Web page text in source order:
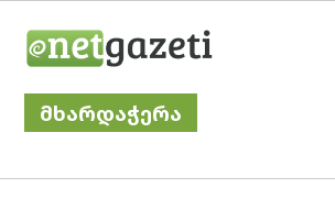
მხარდაჭერა